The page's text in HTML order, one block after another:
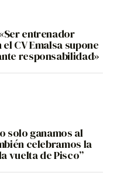
entrenador
CV Emalsa supone
responsabilidad»
solo ganamos al
celebramos la
vuelta de Pisco”